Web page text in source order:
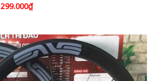
299.000₫